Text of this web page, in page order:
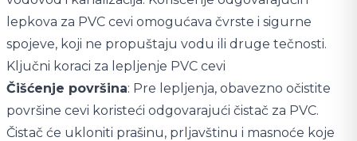
lepkova za PVC cevi omogućava čvrste i sigurne
spojeve, koji ne propuštaju vodu ili druge tečnosti.
Ključni koraci za lepljenje PVC cevi
Čišćenje površina: Pre lepljenja, obavezno očistite
površine cevi koristeći odgovarajući čistač za PVC.
Čistač će ukloniti prašinu, prljavštinu i masnoće koje